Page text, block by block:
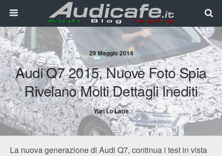
29 Maggio 2014
Audi Q7 2015, Nuove Foto Spia
Rivelano Molti Dettagli Inediti
Yuri Lo Latte
La nuova generazione di Audi Q7, continua i test in vista